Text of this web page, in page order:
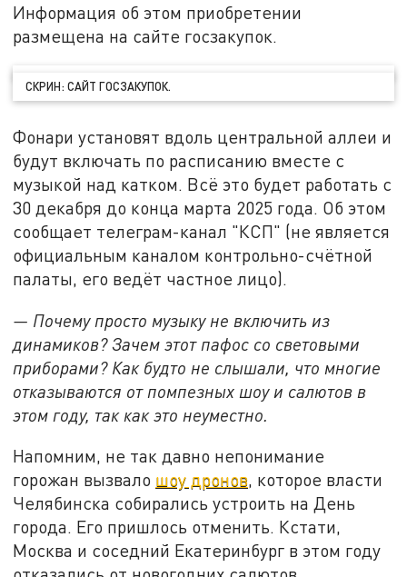
Информация об этом приобретении
размещена на сайте госзакупок.
СКРИН: САЙТ ГОСЗАКУПОК.
Фонари установят вдоль центральной аллеи и
будут включать по расписанию вместе с
музыкой над катком. Всё это будет работать с
30 декабря до конца марта 2025 года. Об этом
сообщает телеграм-канал "КСП" (не является
официальным каналом контрольно-счётной
палаты, его ведёт частное лицо).
— Почему просто музыку не включить из
динамиков? Зачем этот пафос со световыми
приборами? Как будто не слышали, что многие
отказываются от помпезных шоу и салютов в
этом году, так как это неуместно.
Напомним, не так давно непонимание
горожан вызвало шоу дронов, которое власти
Челябинска собирались устроить на День
города. Его пришлось отменить. Кстати,
Москва и соседний Екатеринбург в этом году